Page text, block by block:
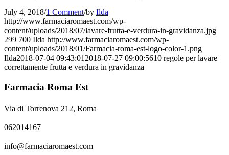
July 4, 2018/1 Comment/by Ilda
http://www.farmaciaromaest.com/wp-
content/uploads/2018/07/lavare-frutta-e-verdura-in-gravidanza.jpg
299 700 Ilda http://www.farmaciaromaest.com/wp-
content/uploads/2018/01/Farmacia-roma-est-logo-color-1.png
Ilda2018-07-04 09:43:01 2018-07-27 09:00:5610 regole per lavare
correttamente frutta e verdura in gravidanza
Farmacia Roma Est
Via di Torrenova 212, Roma
062014167
info@farmaciaromaest.com